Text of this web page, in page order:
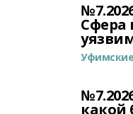
какой